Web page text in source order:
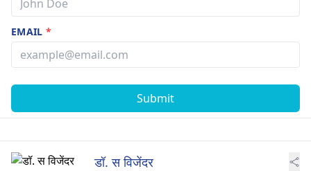
EMAIL*
Submit
डॉ. स विजेंदर